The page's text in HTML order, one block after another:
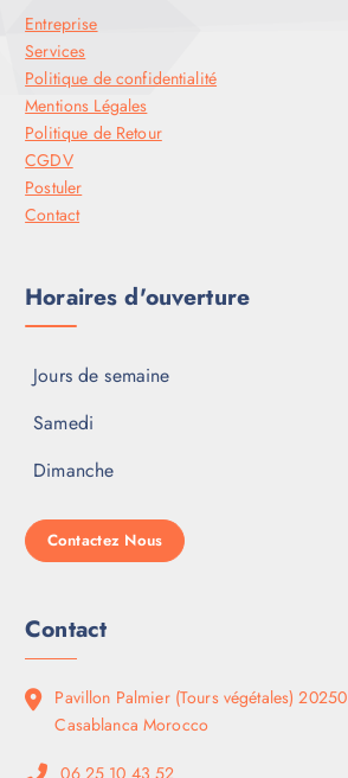
Entreprise
Services
Politique de confidentialité
Mentions Légales
Politique de Retour
CGDV
Postuler
Contact
Horaires d'ouverture
Jours de semaine
Samedi
Dimanche
Contactez Nous
Contact
Pavillon Palmier (Tours végétales) 20250
Casablanca Morocco
06 25 10 43 52